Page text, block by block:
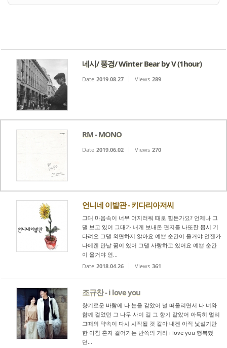
네시/ 풍경/ Winter Bear by V (1hour)
Date 2019.08.27 Views 289
RM - MONO
Date 2019.06.02 Views 270
언니네 이발관 - 키다리아저씨
그대 마음속이 너무 어지러워 때로 힘든가요? 언제나 그
댈 보고 있어 그대가 내게 보내온 편지를 나또한 몹시 기
다려요 그댈 외면하지 않아요 예쁜 순간이 올거야 언젠가
나에겐 만날 꿈이 있어 그댈 사랑하고 있어요 예쁜 순간
이 올거야 언...
Date 2018.04.26 Views 361
조규찬 - i love you
향기로운 바람에 나 눈을 감았어 널 떠올리면서 나 너와
함께 걸었던 그 나무 사이 길 그 향기 같았어 아득히 멀리
그때의 약속이 다시 시작될 것 같아 내겐 아직 낯설기만
한 아침 혼자 걸어가는 반쪽의 거리 i love you 행복했
던...